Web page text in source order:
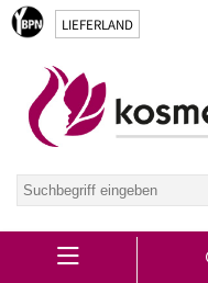
LIEFERLAND
Hauptmenü